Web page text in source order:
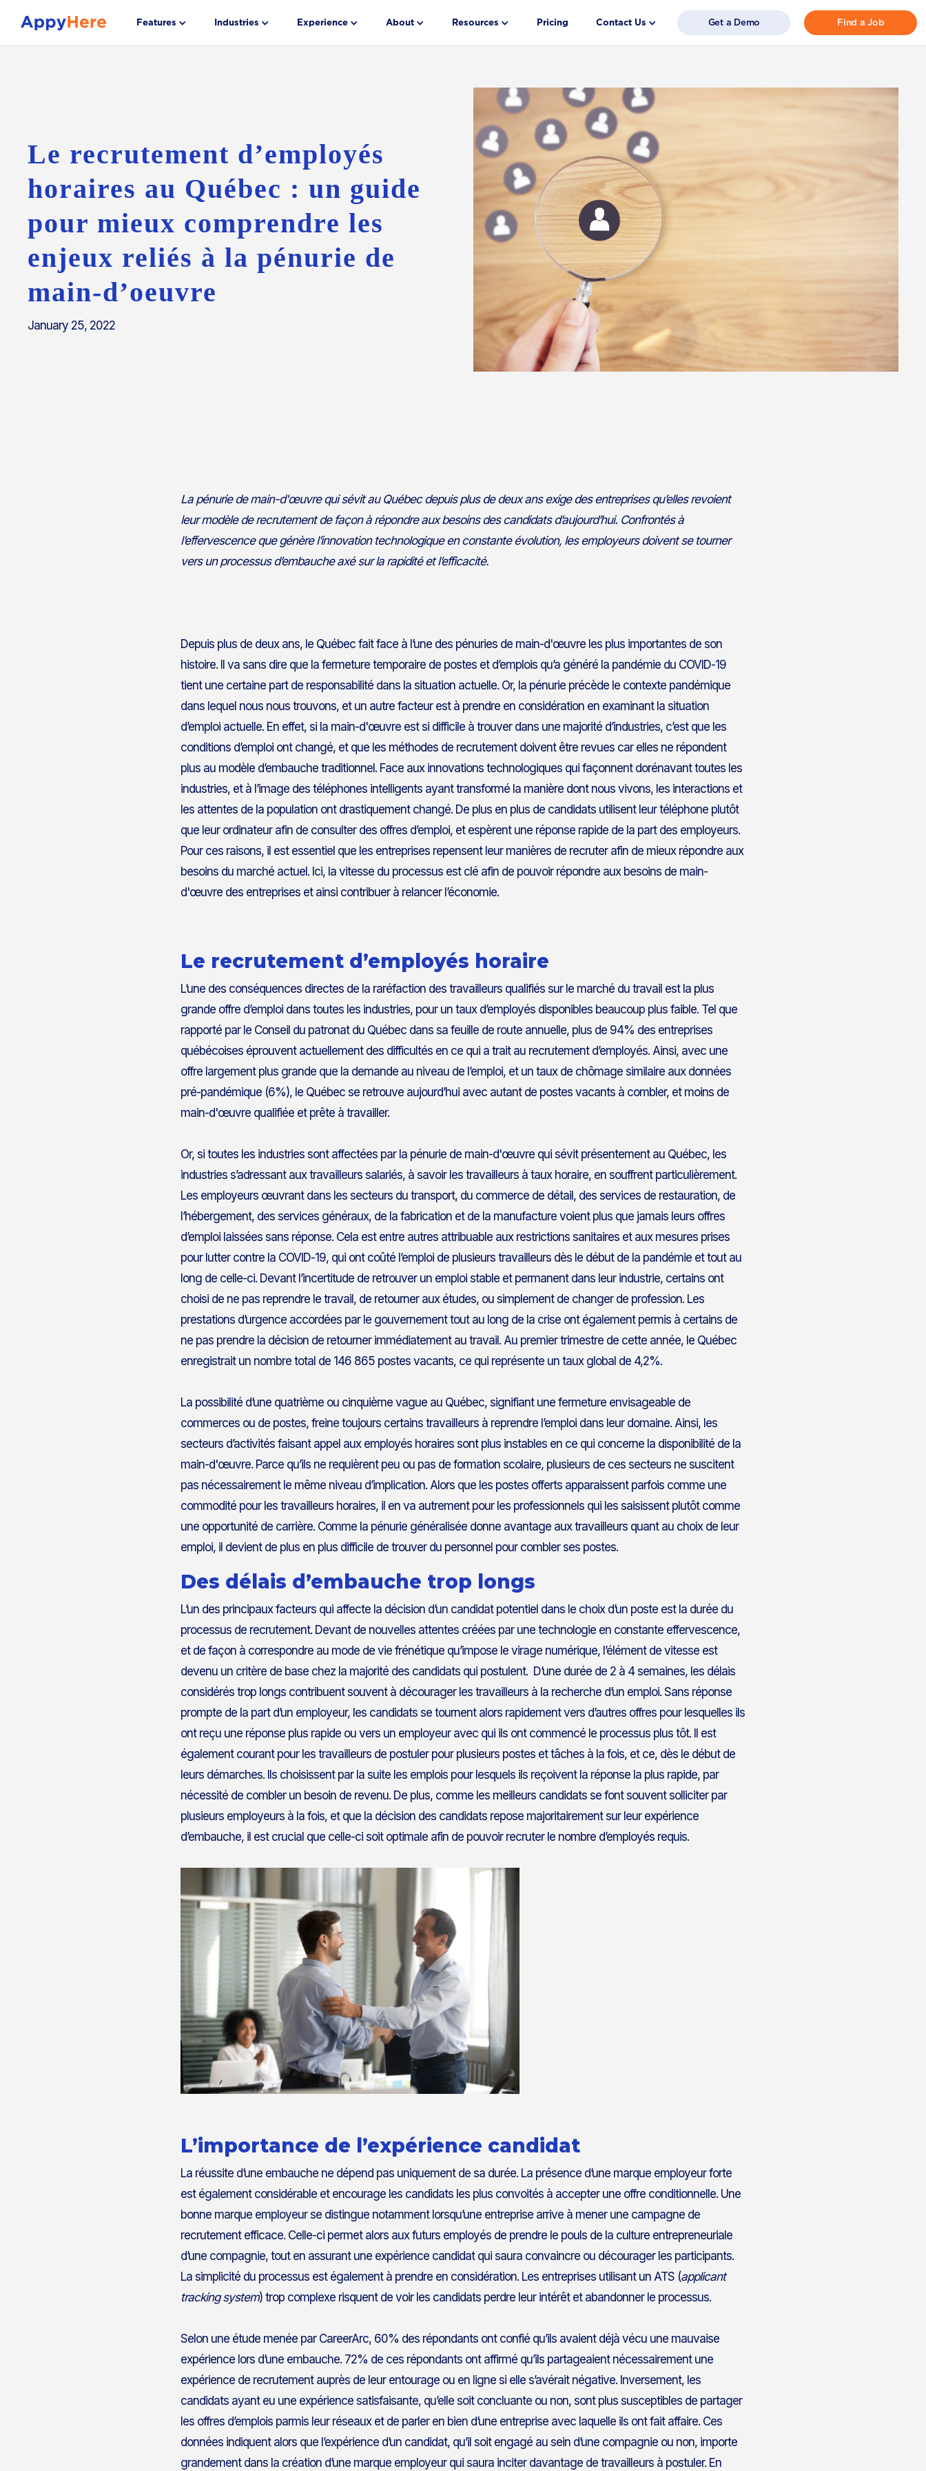
Features Industries Experience About Resources Pricing Contact Us Get a Demo Find a Job
Le recrutement d’employés
horaires au Québec : un guide
pour mieux comprendre les
enjeux reliés à la pénurie de
main-d’oeuvre
January 25, 2022
La pénurie de main-d'œuvre qui sévit au Québec depuis plus de deux ans exige des entreprises qu’elles revoient
leur modèle de recrutement de façon à répondre aux besoins des candidats d’aujourd’hui. Confrontés à
l’effervescence que génère l’innovation technologique en constante évolution, les employeurs doivent se tourner
vers un processus d’embauche axé sur la rapidité et l’efficacité.
Depuis plus de deux ans, le Québec fait face à l’une des pénuries de main-d'œuvre les plus importantes de son
histoire. Il va sans dire que la fermeture temporaire de postes et d’emplois qu’a généré la pandémie du COVID-19
tient une certaine part de responsabilité dans la situation actuelle. Or, la pénurie précède le contexte pandémique
dans lequel nous nous trouvons, et un autre facteur est à prendre en considération en examinant la situation
d’emploi actuelle. En effet, si la main-d'œuvre est si difficile à trouver dans une majorité d’industries, c’est que les
conditions d’emploi ont changé, et que les méthodes de recrutement doivent être revues car elles ne répondent
plus au modèle d’embauche traditionnel. Face aux innovations technologiques qui façonnent dorénavant toutes les
industries, et à l’image des téléphones intelligents ayant transformé la manière dont nous vivons, les interactions et
les attentes de la population ont drastiquement changé. De plus en plus de candidats utilisent leur téléphone plutôt
que leur ordinateur afin de consulter des offres d’emploi, et espèrent une réponse rapide de la part des employeurs.
Pour ces raisons, il est essentiel que les entreprises repensent leur manières de recruter afin de mieux répondre aux
besoins du marché actuel. Ici, la vitesse du processus est clé afin de pouvoir répondre aux besoins de main-
d'œuvre des entreprises et ainsi contribuer à relancer l’économie.
Le recrutement d’employés horaire
L’une des conséquences directes de la raréfaction des travailleurs qualifiés sur le marché du travail est la plus
grande offre d’emploi dans toutes les industries, pour un taux d’employés disponibles beaucoup plus faible. Tel que
rapporté par le Conseil du patronat du Québec dans sa feuille de route annuelle, plus de 94% des entreprises
québécoises éprouvent actuellement des difficultés en ce qui a trait au recrutement d’employés. Ainsi, avec une
offre largement plus grande que la demande au niveau de l’emploi, et un taux de chômage similaire aux données
pré-pandémique (6%), le Québec se retrouve aujourd’hui avec autant de postes vacants à combler, et moins de
main-d'œuvre qualifiée et prête à travailler.
Or, si toutes les industries sont affectées par la pénurie de main-d'œuvre qui sévit présentement au Québec, les
industries s’adressant aux travailleurs salariés, à savoir les travailleurs à taux horaire, en souffrent particulièrement.
Les employeurs œuvrant dans les secteurs du transport, du commerce de détail, des services de restauration, de
l’hébergement, des services généraux, de la fabrication et de la manufacture voient plus que jamais leurs offres
d’emploi laissées sans réponse. Cela est entre autres attribuable aux restrictions sanitaires et aux mesures prises
pour lutter contre la COVID-19, qui ont coûté l’emploi de plusieurs travailleurs dès le début de la pandémie et tout au
long de celle-ci. Devant l’incertitude de retrouver un emploi stable et permanent dans leur industrie, certains ont
choisi de ne pas reprendre le travail, de retourner aux études, ou simplement de changer de profession. Les
prestations d’urgence accordées par le gouvernement tout au long de la crise ont également permis à certains de
ne pas prendre la décision de retourner immédiatement au travail. Au premier trimestre de cette année, le Québec
enregistrait un nombre total de 146 865 postes vacants, ce qui représente un taux global de 4,2%.
La possibilité d’une quatrième ou cinquième vague au Québec, signifiant une fermeture envisageable de
commerces ou de postes, freine toujours certains travailleurs à reprendre l’emploi dans leur domaine. Ainsi, les
secteurs d’activités faisant appel aux employés horaires sont plus instables en ce qui concerne la disponibilité de la
main-d'œuvre. Parce qu’ils ne requièrent peu ou pas de formation scolaire, plusieurs de ces secteurs ne suscitent
pas nécessairement le même niveau d’implication. Alors que les postes offerts apparaissent parfois comme une
commodité pour les travailleurs horaires, il en va autrement pour les professionnels qui les saisissent plutôt comme
une opportunité de carrière. Comme la pénurie généralisée donne avantage aux travailleurs quant au choix de leur
emploi, il devient de plus en plus difficile de trouver du personnel pour combler ses postes.
Des délais d’embauche trop longs
L’un des principaux facteurs qui affecte la décision d’un candidat potentiel dans le choix d’un poste est la durée du
processus de recrutement. Devant de nouvelles attentes créées par une technologie en constante effervescence,
et de façon à correspondre au mode de vie frénétique qu’impose le virage numérique, l’élément de vitesse est
devenu un critère de base chez la majorité des candidats qui postulent. D’une durée de 2 à 4 semaines, les délais
considérés trop longs contribuent souvent à décourager les travailleurs à la recherche d’un emploi. Sans réponse
prompte de la part d’un employeur, les candidats se tournent alors rapidement vers d’autres offres pour lesquelles ils
ont reçu une réponse plus rapide ou vers un employeur avec qui ils ont commencé le processus plus tôt. Il est
également courant pour les travailleurs de postuler pour plusieurs postes et tâches à la fois, et ce, dès le début de
leurs démarches. Ils choisissent par la suite les emplois pour lesquels ils reçoivent la réponse la plus rapide, par
nécessité de combler un besoin de revenu. De plus, comme les meilleurs candidats se font souvent solliciter par
plusieurs employeurs à la fois, et que la décision des candidats repose majoritairement sur leur expérience
d’embauche, il est crucial que celle-ci soit optimale afin de pouvoir recruter le nombre d’employés requis.
L’importance de l’expérience candidat
La réussite d’une embauche ne dépend pas uniquement de sa durée. La présence d’une marque employeur forte
est également considérable et encourage les candidats les plus convoités à accepter une offre conditionnelle. Une
bonne marque employeur se distingue notamment lorsqu’une entreprise arrive à mener une campagne de
recrutement efficace. Celle-ci permet alors aux futurs employés de prendre le pouls de la culture entrepreneuriale
d’une compagnie, tout en assurant une expérience candidat qui saura convaincre ou décourager les participants.
La simplicité du processus est également à prendre en considération. Les entreprises utilisant un ATS (applicant
tracking system) trop complexe risquent de voir les candidats perdre leur intérêt et abandonner le processus.
Selon une étude menée par CareerArc, 60% des répondants ont confié qu’ils avaient déjà vécu une mauvaise
expérience lors d’une embauche. 72% de ces répondants ont affirmé qu’ils partageaient nécessairement une
expérience de recrutement auprès de leur entourage ou en ligne si elle s’avérait négative. Inversement, les
candidats ayant eu une expérience satisfaisante, qu’elle soit concluante ou non, sont plus susceptibles de partager
les offres d’emplois parmis leur réseaux et de parler en bien d’une entreprise avec laquelle ils ont fait affaire. Ces
données indiquent alors que l’expérience d’un candidat, qu’il soit engagé au sein d’une compagnie ou non, importe
grandement dans la création d’une marque employeur qui saura inciter davantage de travailleurs à postuler. En